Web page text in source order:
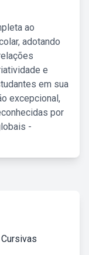
ao
adotando
e
em sua
excepcional,
por
-